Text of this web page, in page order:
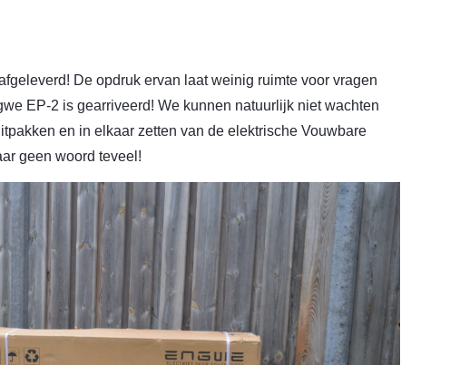
De opdruk ervan laat weinig ruimte voor vragen
EP-2 is gearriveerd! We kunnen natuurlijk niet wachten
en in elkaar zetten van de elektrische Vouwbare
geen woord teveel!